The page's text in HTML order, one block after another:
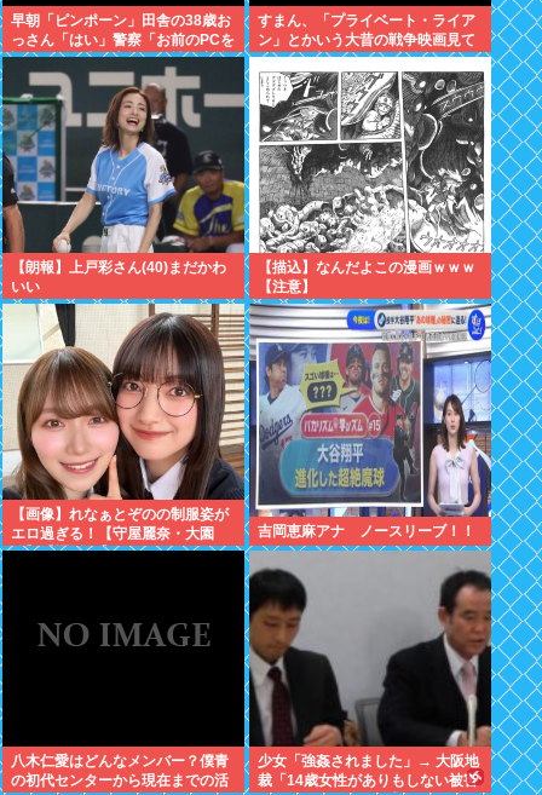
早朝「ピンポーン」田舎の38歳お
っさん「はい」警察「お前のPCを
調べる」全米行方不明・被児童搾
取センターからの通報により児
ホ゜画像を発見、逮捕
すまん、「プライベート・ライア
ン」とかいう大昔の戦争映画見て
みたら最初の30分で地獄なんだ
が…これずっと続く感じ？
【朗報】上戸彩さん(40)まだかわ
いい
【描込】なんだよこの漫画ｗｗｗ
【注意】
【画像】れなぁとぞのの制服姿が
エロ過ぎる！【守屋麗奈・大園
玲】【櫻坂46】
吉岡恵麻アナ ノースリーブ！！
八木仁愛はどんなメンバー？僕青
の初代センターから現在までの活
少女「強姦されました」→ 大阪地
裁「14歳女性がありもしない被害